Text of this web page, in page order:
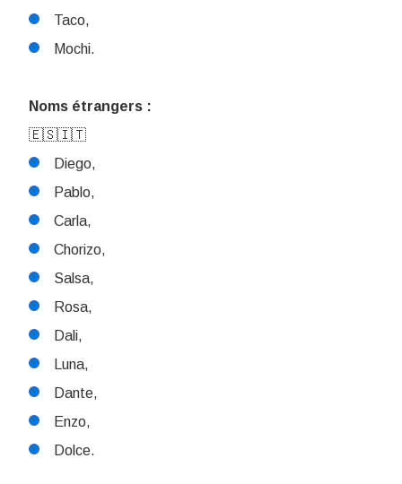
Taco,
Mochi.
Noms étrangers :
🇪🇸🇮🇹
Diego,
Pablo,
Carla,
Chorizo,
Salsa,
Rosa,
Dali,
Luna,
Dante,
Enzo,
Dolce.